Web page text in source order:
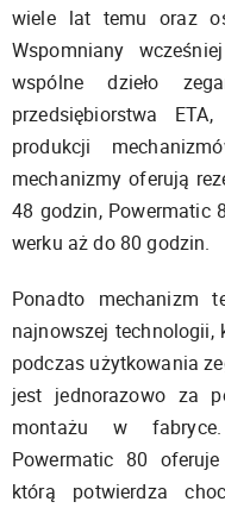
wiele lat temu oraz
Wspomniany
wspólne dzieło
przedsiębiorstwa
produkcji
mechanizmy oferują
48 godzin, Powermatic
werku aż do 80 godzin.
Ponadto mechanizm
najnowszej technologii,
podczas użytkowania
jest jednorazowo za
montażu w
Powermatic 80
którą potwierdza